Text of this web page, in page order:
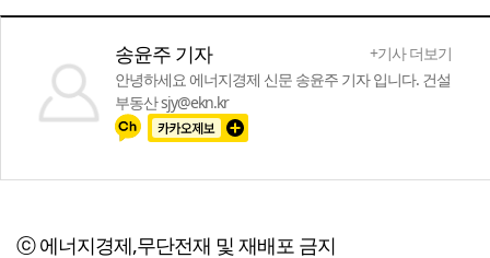
송윤주 기자
+기사 더보기
안녕하세요 에너지경제 신문 송윤주 기자 입니다. 건설
부동산 sjy@ekn.kr
ⓒ 에너지경제,무단전재 및 재배포 금지